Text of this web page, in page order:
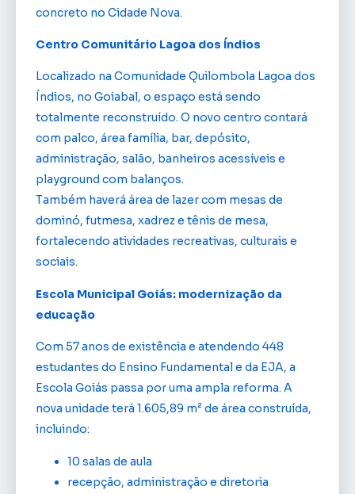
concreto no Cidade Nova.
Centro Comunitário Lagoa dos Índios
Localizado na Comunidade Quilombola Lagoa dos
Índios, no Goiabal, o espaço está sendo
totalmente reconstruído. O novo centro contará
com palco, área família, bar, depósito,
administração, salão, banheiros acessíveis e
playground com balanços.
Também haverá área de lazer com mesas de
dominó, futmesa, xadrez e tênis de mesa,
fortalecendo atividades recreativas, culturais e
sociais.
Escola Municipal Goiás: modernização da
educação
Com 57 anos de existência e atendendo 448
estudantes do Ensino Fundamental e da EJA, a
Escola Goiás passa por uma ampla reforma. A
nova unidade terá 1.605,89 m² de área construída,
incluindo:
10 salas de aula
recepção, administração e diretoria